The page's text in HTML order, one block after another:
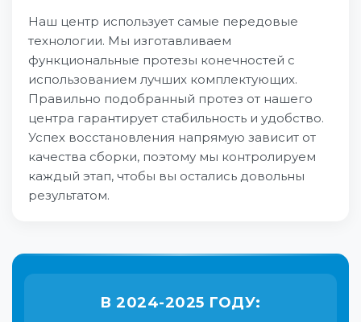
Наш центр использует самые передовые
технологии. Мы изготавливаем
функциональные протезы конечностей с
использованием лучших комплектующих.
Правильно подобранный протез от нашего
центра гарантирует стабильность и удобство.
Успех восстановления напрямую зависит от
качества сборки, поэтому мы контролируем
каждый этап, чтобы вы остались довольны
результатом.
В 2024-2025 ГОДУ: